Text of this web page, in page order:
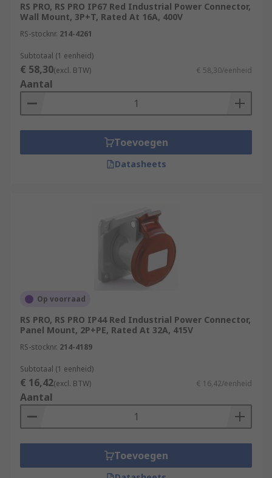
RS PRO, RS PRO IP67 Red Industrial Power Connector,
Wall Mount, 3P+T, Rated At 16A, 400V
RS-stocknr. 214-4261
Subtotaal (1 eenheid)
€ 58,30(excl. BTW) € 58,30/eenheid
Aantal
Toevoegen
Datasheets
Op voorraad
RS PRO, RS PRO IP44 Red Industrial Power Connector,
Panel Mount, 2P+PE, Rated At 32A, 415V
RS-stocknr. 214-4189
Subtotaal (1 eenheid)
€ 16,42(excl. BTW) € 16,42/eenheid
Aantal
Toevoegen